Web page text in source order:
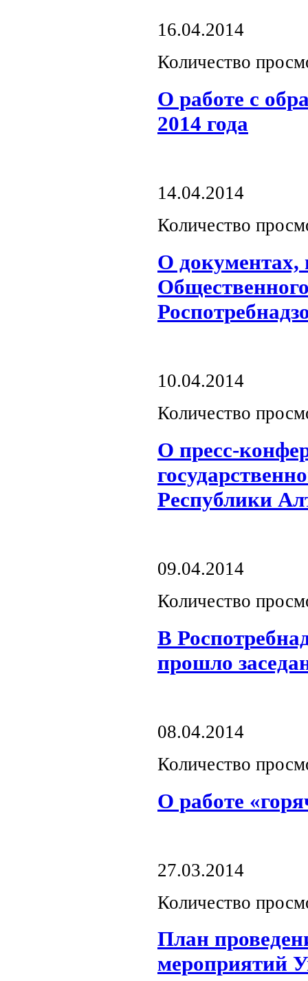
16.04.2014
Количество
О работе с
2014 года
14.04.2014
Количество
О
10.04.2014
Количество
О пресс-
Республики
09.04.2014
Количество
В
прошло
08.04.2014
Количество
О работе
27.03.2014
Количество
План
мероприятий